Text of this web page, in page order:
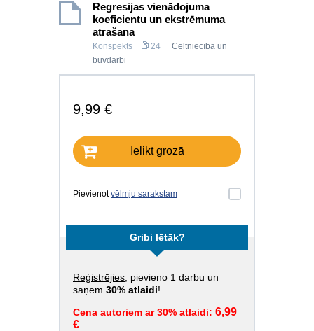
Regresijas vienādojuma
koeficientu un ekstrēmuma
atrašana
Konspekts 24
Celtniecība un
būvdarbi
9,99 €
Ielikt grozā
Pievienotvēlmju sarakstam
Gribi lētāk?
Reģistrējies , pievieno 1 darbu un
saņem 30% atlaidi!
Cena autoriem ar 30% atlaidi: 6,99
€